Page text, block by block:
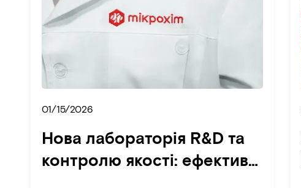
01/15/2026
Нова лабораторія R&D та
контролю якості: ефективні